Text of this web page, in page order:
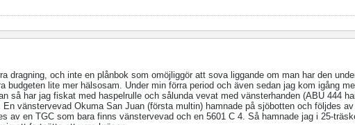
dragning, och inte en plånbok som omöjliggör att sova liggande om man har den
budgeten lite mer hälsosam. Under min förra period och även sedan jag kom igång
så har jag fiskat med haspelrulle och sålunda vevat med vänsterhanden (ABU 444
vänstervevad Okuma San Juan (första multin) hamnade på sjöbotten och följdes
av en TGC som bara finns vänstervevad och en 5601 C 4. Så hamnade jag i 25-